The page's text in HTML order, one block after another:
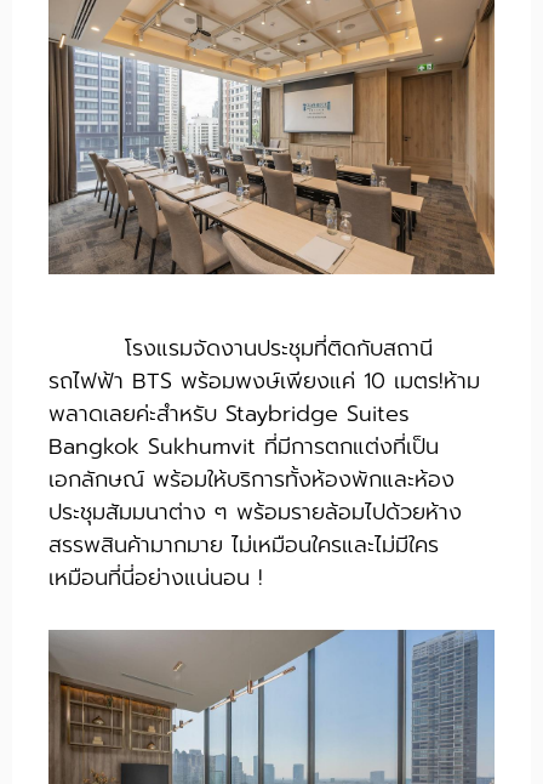
โรงแรมจัดงานประชุมที่ติดกับสถานี
รถไฟฟ้า BTS พร้อมพงษ์เพียงแค่ 10 เมตร!ห้าม
พลาดเลยค่ะสำหรับ Staybridge Suites
Bangkok Sukhumvit ที่มีการตกแต่งที่เป็น
เอกลักษณ์ พร้อมให้บริการทั้งห้องพักและห้อง
ประชุมสัมมนาต่าง ๆ พร้อมรายล้อมไปด้วยห้าง
สรรพสินค้ามากมาย ไม่เหมือนใครและไม่มีใคร
เหมือนที่นี่อย่างแน่นอน !